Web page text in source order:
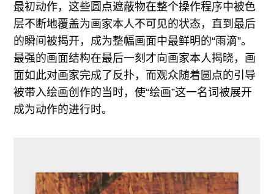
最初动作，这些圆点遮蔽物在整个操作程序中被色
层不断地覆盖为画家本人不可见的状态，直到最后
的瞬间被揭开，成为整幅画面中最鲜明的“雨滴”。
最强的画面结构在最后一刻才向画家本人揭晓，画
面如此对画家完成了反扑，而观众随着圆点的引导
被带入绘画创作的当时，使“绘画”这一名词被展开
成为动作的进行时。